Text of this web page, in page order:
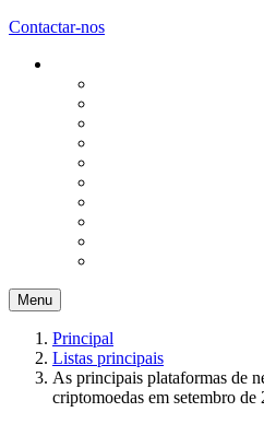
Contactar-nos
Menu
Principal
Listas principais
As principais plataformas de
criptomoedas em setembro de